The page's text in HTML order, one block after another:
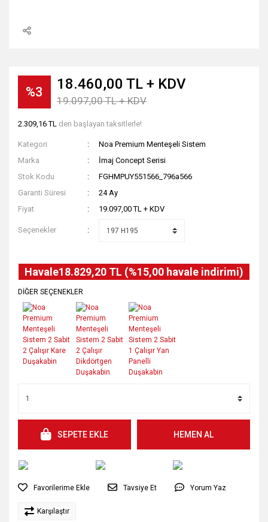
%3 18.460,00 TL + KDV
19.097,00 TL + KDV
2.309,16 TL den başlayan taksitlerle!
Kategori
Noa Premium Menteşeli Sistem
Marka
İmaj Concept Serisi
Stok Kodu
FGHMPUY551566_796a566
Garanti Süresi
24 Ay
Fiyat
19.097,00 TL + KDV
Seçenekler
Havale18.829,20 TL (%15,00 havale indirimi)
DİĞER SEÇENEKLER
SEPETE EKLE HEMEN AL
Tavsiye Et Yorum Yaz
Karşılaştır